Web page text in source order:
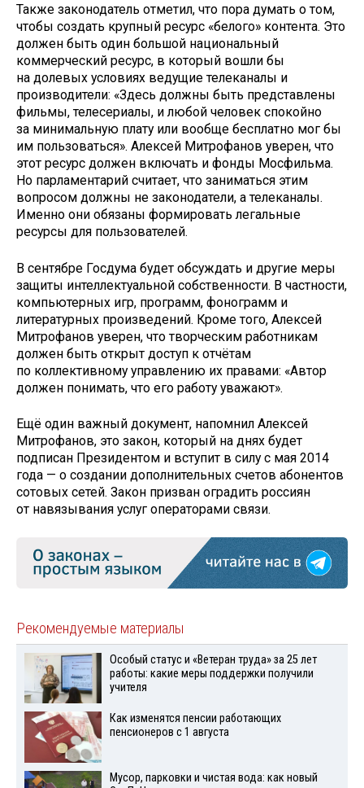
Также законодатель отметил, что пора думать о том,
чтобы создать крупный ресурс «белого» контента. Это
должен быть один большой национальный
коммерческий ресурс, в который вошли бы
на долевых условиях ведущие телеканалы и
производители: «Здесь должны быть представлены
фильмы, телесериалы, и любой человек спокойно
за минимальную плату или вообще бесплатно мог бы
им пользоваться». Алексей Митрофанов уверен, что
этот ресурс должен включать и фонды Мосфильма.
Но парламентарий считает, что заниматься этим
вопросом должны не законодатели, а телеканалы.
Именно они обязаны формировать легальные
ресурсы для пользователей.
В сентябре Госдума будет обсуждать и другие меры
защиты интеллектуальной собственности. В частности,
компьютерных игр, программ, фонограмм и
литературных произведений. Кроме того, Алексей
Митрофанов уверен, что творческим работникам
должен быть открыт доступ к отчётам
по коллективному управлению их правами: «Автор
должен понимать, что его работу уважают».
Ещё один важный документ, напомнил Алексей
Митрофанов, это закон, который на днях будет
подписан Президентом и вступит в силу с мая 2014
года — о создании дополнительных счетов абонентов
сотовых сетей. Закон призван оградить россиян
от навязывания услуг операторами связи.
Рекомендуемые материалы
Особый статус и «Ветеран труда» за 25 лет
работы: какие меры поддержки получили
учителя
Как изменятся пенсии работающих
пенсионеров с 1 августа
Мусор, парковки и чистая вода: как новый